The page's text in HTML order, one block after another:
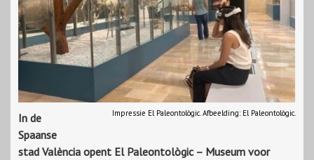
Impressie El Paleontològic. Afbeelding: El Paleontològic.
In de
Spaanse
stad València opent El Paleontològic – Museum voor